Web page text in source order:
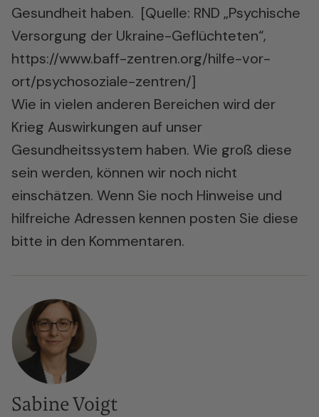
Gesundheit haben. [Quelle: RND „Psychische
Versorgung der Ukraine-Geflüchteten“,
https://www.baff-zentren.org/hilfe-vor-
ort/psychosoziale-zentren/]
Wie in vielen anderen Bereichen wird der
Krieg Auswirkungen auf unser
Gesundheitssystem haben. Wie groß diese
sein werden, können wir noch nicht
einschätzen. Wenn Sie noch Hinweise und
hilfreiche Adressen kennen posten Sie diese
bitte in den Kommentaren.
Sabine Voigt